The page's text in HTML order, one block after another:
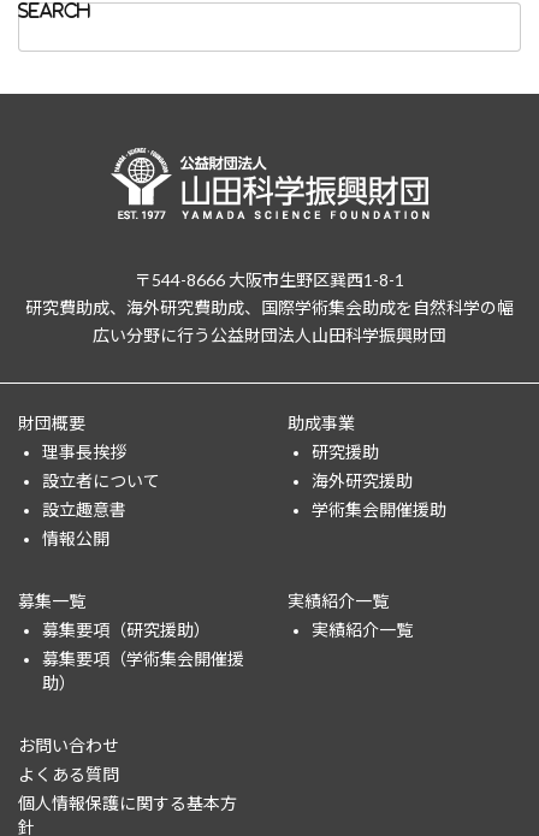
Search
〒544-8666 大阪市生野区巽西1-8-1
研究費助成、海外研究費助成、国際学術集会助成を自然科学の幅
広い分野に行う公益財団法人山田科学振興財団
財団概要
理事長挨拶
設立者について
設立趣意書
情報公開
助成事業
研究援助
海外研究援助
学術集会開催援助
募集一覧
募集要項（研究援助）
募集要項（学術集会開催援
助）
実績紹介一覧
実績紹介一覧
お問い合わせ
よくある質問
個人情報保護に関する基本方
針